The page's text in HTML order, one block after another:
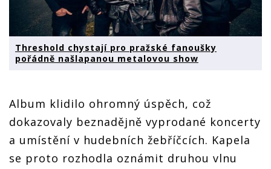
Threshold chystají pro pražské fanoušky
pořádně našlapanou metalovou show
Album klidilo ohromný úspěch, což
dokazovaly beznadějně vyprodané koncerty
a umístění v hudebních žebříčcích. Kapela
se proto rozhodla oznámit druhou vlnu